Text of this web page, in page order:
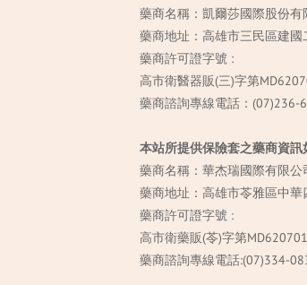
藥商名稱：凱爾莎國際股份有
藥商地址：高雄市三民區建國
藥商許可證字號 :
高市衛醫器販(三)字第
藥商諮詢專線電話：(07)236-
本站所提供保險套之藥商資訊
藥商名稱：華杰瑞國際有限公
藥商地址：高雄市苓雅區中
藥商許可證字號 :
高市衛藥販(苓)字第
藥商諮詢專線電話:(07)334-